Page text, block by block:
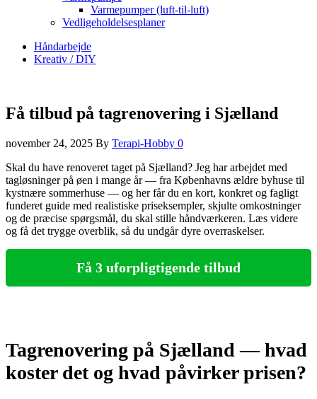
Varmepumper (luft-til-luft)
Vedligeholdelsesplaner
Håndarbejde
Kreativ / DIY
Få tilbud på tagrenovering i Sjælland
november 24, 2025 By Terapi-Hobby 0
Skal du have renoveret taget på Sjælland? Jeg har arbejdet med
tagløsninger på øen i mange år — fra Københavns ældre byhuse til
kystnære sommerhuse — og her får du en kort, konkret og fagligt
funderet guide med realistiske priseksempler, skjulte omkostninger
og de præcise spørgsmål, du skal stille håndværkeren. Læs videre
og få det trygge overblik, så du undgår dyre overraskelser.
Få 3 uforpligtigende tilbud
Tagrenovering på Sjælland — hvad
koster det og hvad påvirker prisen?